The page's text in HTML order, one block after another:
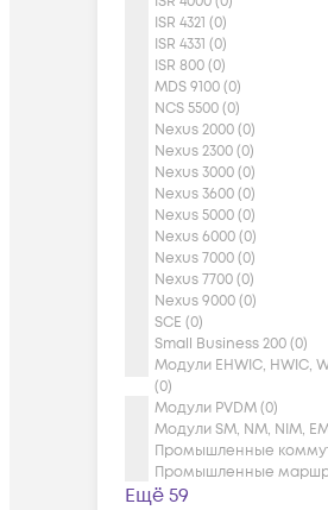
ISR 4321 (0)
ISR 4331 (0)
ISR 800 (0)
MDS 9100 (0)
NCS 5500 (0)
Nexus 2000 (0)
Nexus 2300 (0)
Nexus 3000 (0)
Nexus 3600 (0)
Nexus 5000 (0)
Nexus 6000 (0)
Nexus 7000 (0)
Nexus 7700 (0)
Nexus 9000 (0)
SCE (0)
Small Business 200 (0)
Модули EHWIC, HWIC,
(0)
Модули PVDM (0)
Модули SM, NM, NIM,
Промышленные
Промышленные
Ещё 59